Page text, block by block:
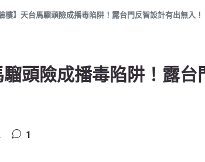
樓】天台馬騮頭險成播毒陷阱！露台門反智設計有出無入！
騮頭險成播毒陷阱！露台
1